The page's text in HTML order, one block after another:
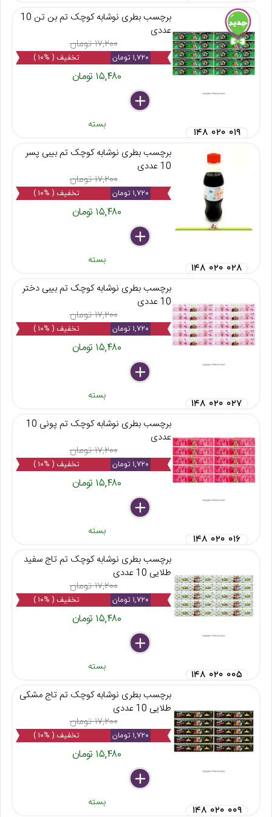
برچسب بطری نوشابه کوچک تم بن تن 10
عددی
۱۷,۲۰۰ تومان
۱,۷۲۰ تومان تخفیف ( %۱۰ )
۱۵,۴۸۰ تومان
delete
remove
add
بسته
۱۴۸ ۰۲۰ ۰۱۹
برچسب بطری نوشابه کوچک تم بیبی پسر
10 عددی
۱۷,۲۰۰ تومان
۱,۷۲۰ تومان تخفیف ( %۱۰ )
۱۵,۴۸۰ تومان
delete
remove
add
بسته
۱۴۸ ۰۲۰ ۰۲۸
برچسب بطری نوشابه کوچک تم بیبی دختر
10 عددی
۱۷,۲۰۰ تومان
۱,۷۲۰ تومان تخفیف ( %۱۰ )
۱۵,۴۸۰ تومان
delete
remove
add
بسته
۱۴۸ ۰۲۰ ۰۲۷
برچسب بطری نوشابه کوچک تم پونی 10
عددی
۱۷,۲۰۰ تومان
۱,۷۲۰ تومان تخفیف ( %۱۰ )
۱۵,۴۸۰ تومان
delete
remove
add
بسته
۱۴۸ ۰۲۰ ۰۱۶
برچسب بطری نوشابه کوچک تم تاج سفید
طلایی 10 عددی
۱۷,۲۰۰ تومان
۱,۷۲۰ تومان تخفیف ( %۱۰ )
۱۵,۴۸۰ تومان
delete
remove
add
بسته
۱۴۸ ۰۲۰ ۰۰۵
برچسب بطری نوشابه کوچک تم تاج مشکی
طلایی 10 عددی
۱۷,۲۰۰ تومان
۱,۷۲۰ تومان تخفیف ( %۱۰ )
۱۵,۴۸۰ تومان
delete
remove
add
بسته
۱۴۸ ۰۲۰ ۰۰۹